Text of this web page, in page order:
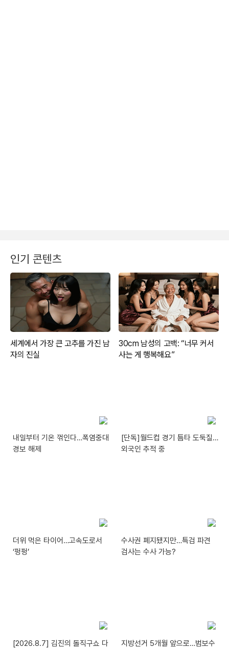
인기 콘텐츠
내일부터 기온 꺾인다…폭염중대
경보 해제
[단독]월드컵 경기 틈타 도둑질…
외국인 추적 중
더위 먹은 타이어…고속도로서
‘펑펑’
수사권 폐지됐지만…특검 파견
검사는 수사 가능?
[2026.8.7] 김진의 돌직구쇼 다
지방선거 5개월 앞으로…범보수